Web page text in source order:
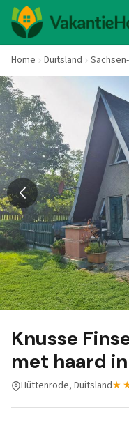
Home Duitsland
Knusse
met haard
Hüttenrode, Duitsland